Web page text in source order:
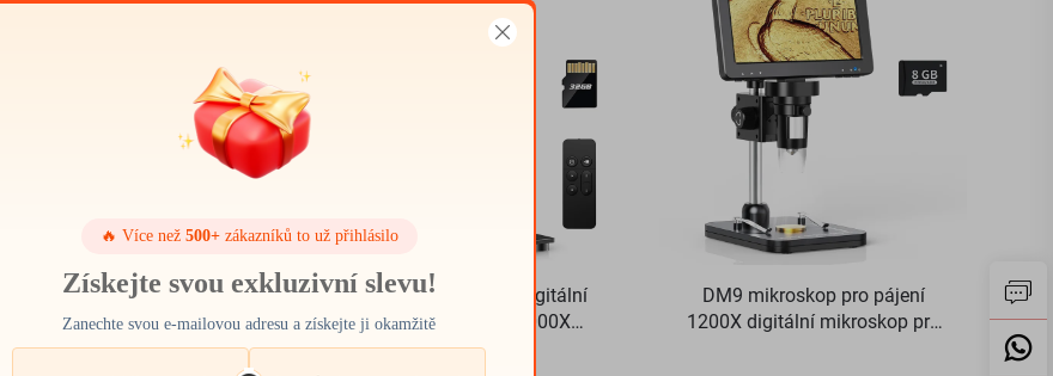
DM13 mikroskop pro pájení pro
opravu elektroniky, mincí, šperků
s 10 LED
DM12 10,1-palcový digitální
mikroskop HDMI 2000X
mikroskop pro mince s 10 LED
DM9 mikroskop pro pájení
1200X digitální mikroskop pro
🔥 Více než 500+zákazníků to už přihlásilo
Získejte svou exkluzivní slevu!
Zanechte svou e-mailovou adresu a získejte ji okamžitě